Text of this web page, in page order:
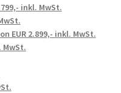
inkl. MwSt.
EUR 2.899,- inkl. MwSt.
MwSt.